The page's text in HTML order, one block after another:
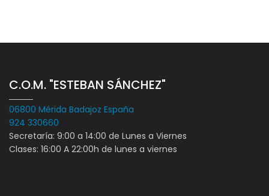
C.O.M. "ESTEBAN SÁNCHEZ"
06800 Mérida Badajoz España
924 330660
Secretaría: 9:00 a 14:00 de Lunes a Viernes
Clases: 16:00 A 22:00h de lunes a viernes